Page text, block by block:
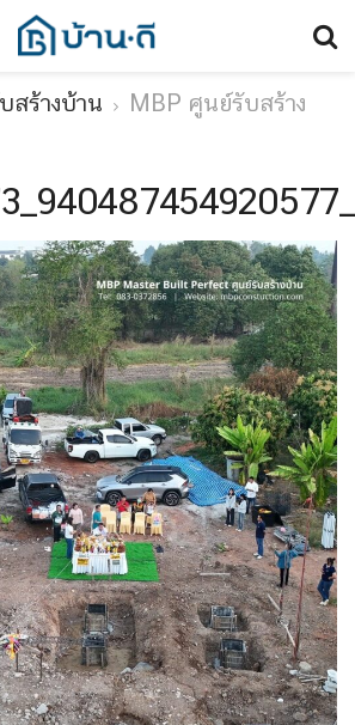
สร้างบ้าน
MBP ศูนย์รับสร้าง